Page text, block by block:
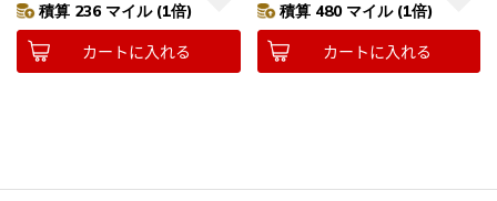
積算 236 マイル (1倍)
カートに入れる
積算 480 マイル (1倍)
カートに入れる